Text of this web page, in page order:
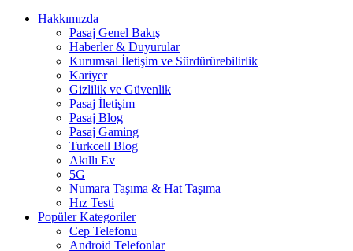
Hakkımızda
Pasaj Genel Bakış
Haberler & Duyurular
Kurumsal İletişim ve Sürdürürebilirlik
Kariyer
Gizlilik ve Güvenlik
Pasaj İletişim
Pasaj Blog
Pasaj Gaming
Turkcell Blog
Akıllı Ev
5G
Numara Taşıma & Hat Taşıma
Hız Testi
Popüler Kategoriler
Cep Telefonu
Android Telefonlar